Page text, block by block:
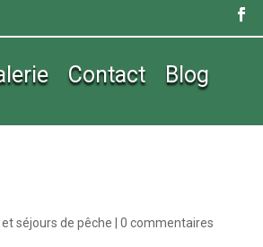
Contact Blog
séjours de pêche |0 commentaires